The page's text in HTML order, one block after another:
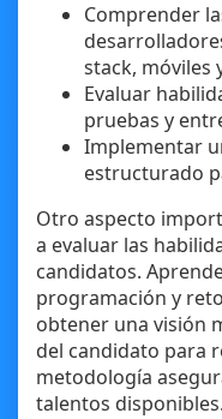
Comprender
stack, móviles
Evaluar
pruebas y
Implementar
estructurado
Otro aspecto
a evaluar las
candidatos.
programación y
obtener una visión
del candidato para
metodología
talentos disponibles.